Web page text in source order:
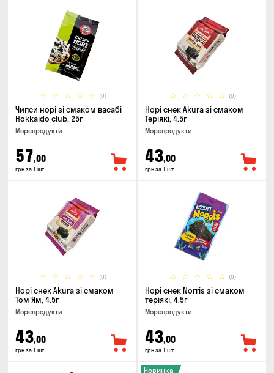
(0)
Чипси норі зі смаком васабі
Hokkaido club, 25г
Морепродукти
57,00
грн за 1 шт
(0)
Норі снек Akura зі смаком
Теріякі, 4.5г
Морепродукти
43,00
грн за 1 шт
(0)
Норі снек Akura зі смаком
Том Ям, 4.5г
Морепродукти
43,00
грн за 1 шт
(0)
Норі снек Norris зі смаком
теріякі, 4.5г
Морепродукти
43,00
грн за 1 шт
Новинка